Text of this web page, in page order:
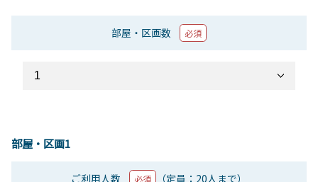
部屋・区画数 必須
部屋・区画1
ご利用人数 必須 （定員：20人まで）